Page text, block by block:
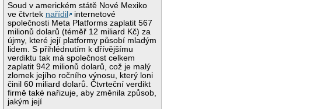
Soud v americkém státě Nové Mexiko
ve čtvrtek nařídil
internetové
společnosti Meta Platforms zaplatit 567
milionů dolarů (téměř 12 miliard Kč) za
újmy, které její platformy působí mladým
lidem. S přihlédnutím k dřívějšímu
verdiktu tak má společnost celkem
zaplatit 942 milionů dolarů, což je malý
zlomek jejího ročního výnosu, který loni
činil 60 miliard dolarů. Čtvrteční verdikt
firmě také nařizuje, aby změnila způsob,
jakým její